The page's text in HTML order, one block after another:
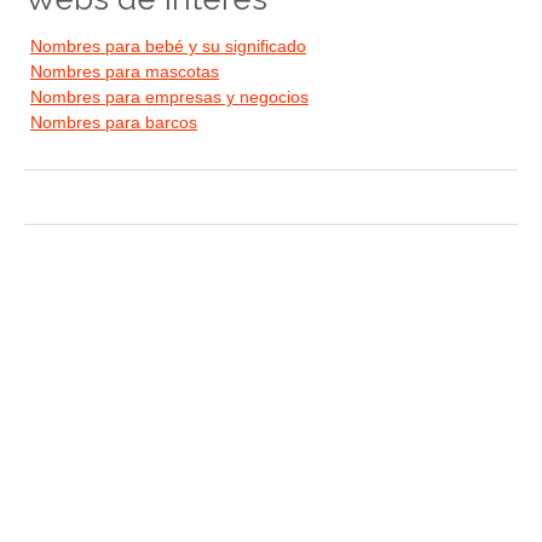
Nombres para bebé y su significado
Nombres para mascotas
Nombres para empresas y negocios
Nombres para barcos